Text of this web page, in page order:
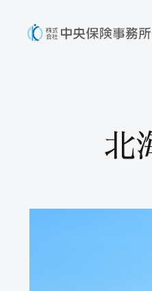
北